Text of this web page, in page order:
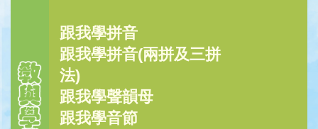
跟我學拼音
跟我學拼音(兩拼及三拼
法)
跟我學聲韻母
跟我學音節